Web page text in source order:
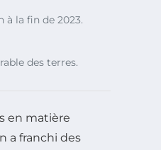
à la fin de 2023.
des terres.
en matière
a franchi des